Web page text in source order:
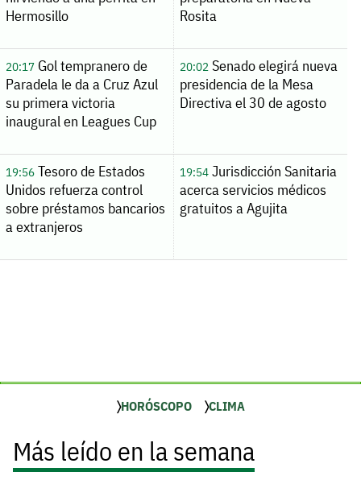
Hermosillo
Rosita
20:17Gol tempranero de
Paradela le da a Cruz Azul
su primera victoria
inaugural en Leagues Cup
20:02Senado elegirá nueva
presidencia de la Mesa
Directiva el 30 de agosto
19:56Tesoro de Estados
Unidos refuerza control
sobre préstamos bancarios
a extranjeros
19:54Jurisdicción Sanitaria
acerca servicios médicos
gratuitos a Agujita
HORÓSCOPO CLIMA
Más leído en la semana